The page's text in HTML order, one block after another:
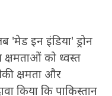
'मेड इन इंडिया' ड्रोन
क्षमताओं को ध्वस्त
क्षमता और
किया कि पाकिस्तान